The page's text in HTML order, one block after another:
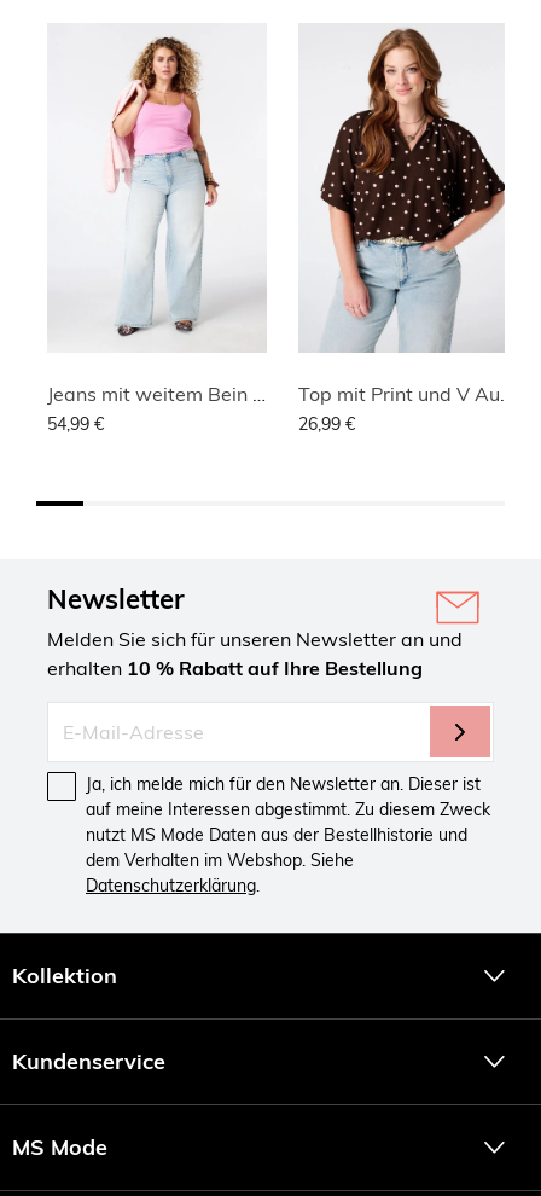
54,99 € 26,99 €
Newsletter
Melden Sie sich für unseren Newsletter an und
erhalten 10 % Rabatt auf Ihre Bestellung
Ja, ich melde mich für den Newsletter an. Dieser ist
auf meine Interessen abgestimmt. Zu diesem Zweck
nutzt MS Mode Daten aus der Bestellhistorie und
dem Verhalten im Webshop. Siehe
Datenschutzerklärung.
Kollektion
Kundenservice
MS Mode